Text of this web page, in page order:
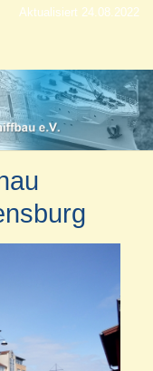
Aktualisiert 24.08.2022